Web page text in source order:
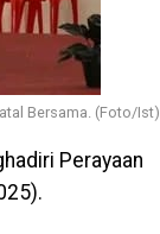
Bersama. (Foto/Ist)
Perayaan